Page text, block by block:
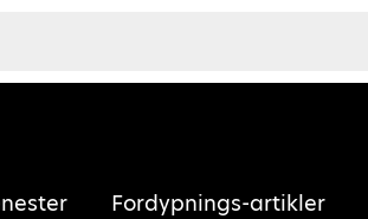
Fordypnings-artikler